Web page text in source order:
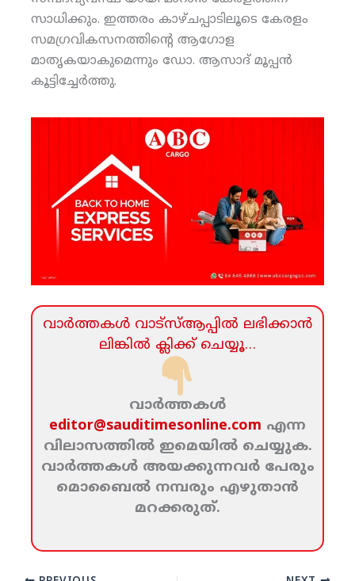
സാധിക്കും. ഇത്തരം കാഴ്ചപ്പാടിലൂടെ കേരളം
സമഗ്രവികസനത്തിന്റെ ആഗോള
മാതൃകയാകുമെന്നും ഡോ. ആസാദ് മൂപ്പന്‍
കൂട്ടിച്ചേര്‍ത്തു.
വാര്‍ത്തകള്‍ വാട്‌സ്‌ആപ്പില്‍ ലഭിക്കാന്‍
ലിങ്കില്‍ ക്ലിക്ക്‌ ചെയ്യൂ…
വാര്‍ത്തകള്‍
editor@sauditimesonline.com എന്ന
വിലാസത്തില്‍ ഇമെയില്‍ ചെയ്യുക.
വാര്‍ത്തകള്‍ അയക്കുന്നവര്‍ പേരും
മൊബൈല്‍ നമ്പരും എഴുതാന്‍
മറക്കരുത്‌.